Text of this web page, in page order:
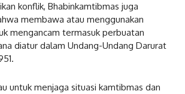
konflik, Bhabinkamtibmas juga
membawa atau menggunakan
mengancam termasuk perbuatan
diatur dalam Undang-Undang Darurat
untuk menjaga situasi kamtibmas dan